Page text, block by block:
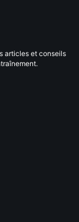
articles et conseils